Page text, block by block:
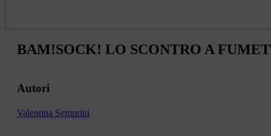
BAM!SOCK! LO SCONTRO A
Autori
Valentina Semprini